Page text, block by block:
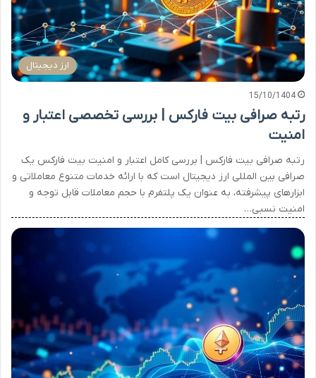
ارز دیجیتال
15/10/1404
رتبه صرافی بیت فارکس | بررسی تخصصی اعتبار و
امنیت
رتبه صرافی بیت فارکس | بررسی کامل اعتبار و امنیت بیت فارکس یک
صرافی بین المللی ارز دیجیتال است که با ارائه خدمات متنوع معاملاتی و
ابزارهای پیشرفته، به عنوان یک پلتفرم با حجم معاملات قابل توجه و
امنیت نسبی…